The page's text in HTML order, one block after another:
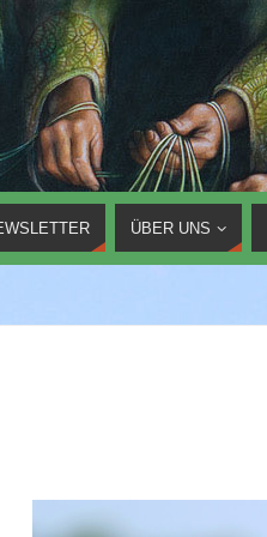
ÜBER UNS